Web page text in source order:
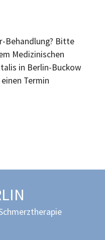
Behandlung? Bitte
Medizinischen
in Berlin-Buckow
Termin